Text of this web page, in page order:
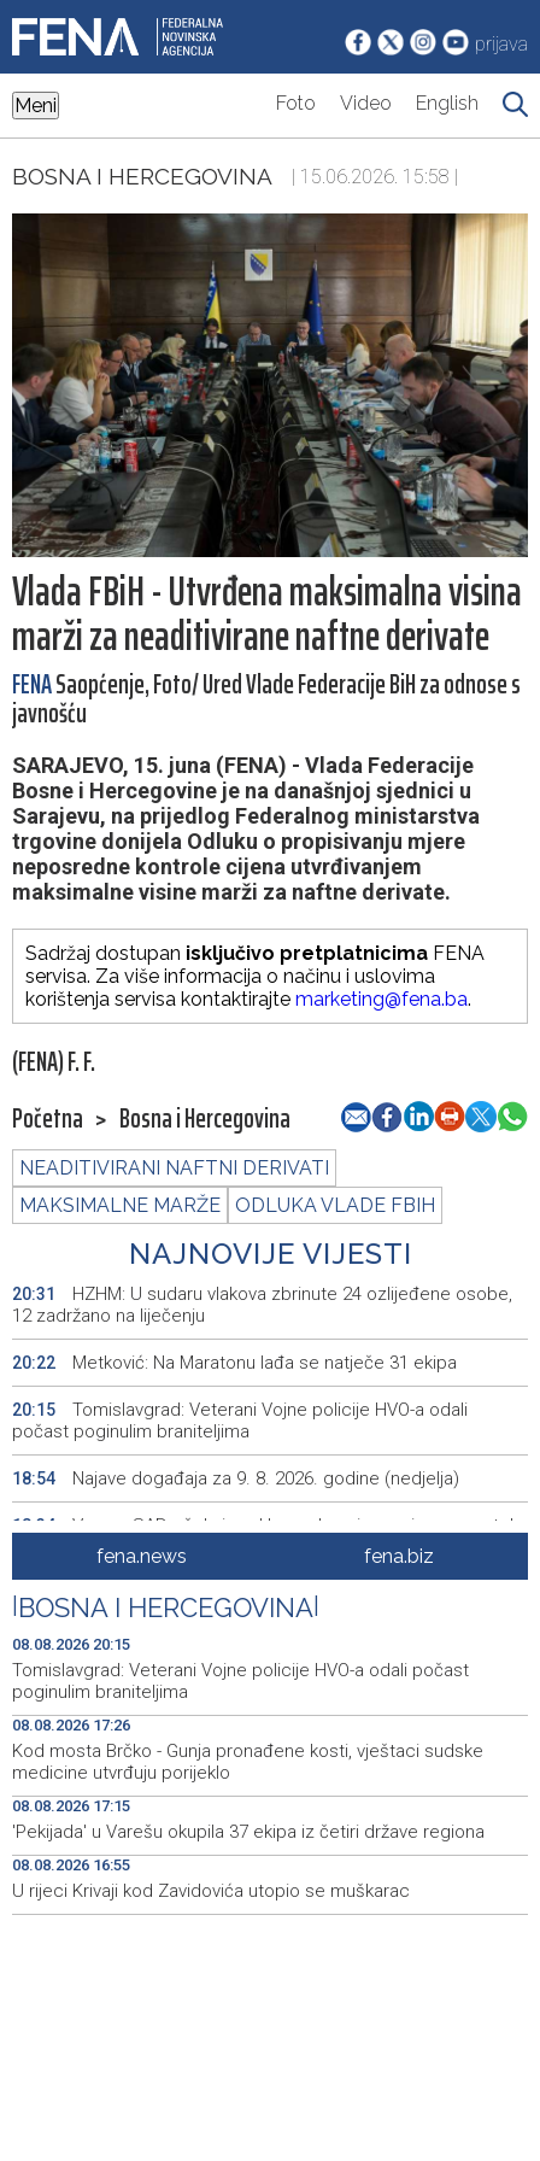
prijava
Meni Foto Video English
BOSNA I HERCEGOVINA | 15.06.2026. 15:58 |
Vlada FBiH - Utvrđena maksimalna visina
marži za neaditivirane naftne derivate
FENASaopćenje, Foto/ Ured Vlade Federacije BiH za odnose s
javnošću
SARAJEVO, 15. juna (FENA) - Vlada Federacije
Bosne i Hercegovine je na današnjoj sjednici u
Sarajevu, na prijedlog Federalnog ministarstva
trgovine donijela Odluku o propisivanju mjere
neposredne kontrole cijena utvrđivanjem
maksimalne visine marži za naftne derivate.
Sadržaj dostupan isključivo pretplatnicima FENA
servisa. Za više informacija o načinu i uslovima
korištenja servisa kontaktirajte marketing@fena.ba.
(FENA) F. F.
Početna > Bosna i Hercegovina
NEADITIVIRANI NAFTNI DERIVATI
MAKSIMALNE MARŽE
ODLUKA VLADE FBIH
NAJNOVIJE VIJESTI
20:31
HZHM: U sudaru vlakova zbrinute 24 ozlijeđene osobe,
12 zadržano na liječenju
20:22 Metković: Na Maratonu lađa se natječe 31 ekipa
20:15
Tomislavgrad: Veterani Vojne policije HVO-a odali
počast poginulim braniteljima
18:54 Najave događaja za 9. 8. 2026. godine (nedjelja)
18:34
Vance: SAD očekuje od Irana da osigura siguran protok
nafte kroz Hormuški moreuz
18:21
Iranski šef sigurnosti: Hormuški moreuz će ostati
zatvoren dok SAD ne ispuni zahtjeve Teherana
18:09
Iran 'vrlo blizu' dogovora s Omanom o novoj Hormuškoj
brodskoj ruti
18:05
Koncertom Marije Šerifović večeras se zatvara
manifestacija 'Dani dijaspore Travnik 2026'
17:26
Kod mosta Brčko - Gunja pronađene kosti, vještaci
sudske medicine utvrđuju porijeklo
17:15
'Pekijada' u Varešu okupila 37 ekipa iz četiri države
regiona
fena.news fena.biz
BOSNA I HERCEGOVINA
08.08.2026 20:15
Tomislavgrad: Veterani Vojne policije HVO-a odali počast
poginulim braniteljima
08.08.2026 17:26
Kod mosta Brčko - Gunja pronađene kosti, vještaci sudske
medicine utvrđuju porijeklo
08.08.2026 17:15
'Pekijada' u Varešu okupila 37 ekipa iz četiri države regiona
08.08.2026 16:55
U rijeci Krivaji kod Zavidovića utopio se muškarac